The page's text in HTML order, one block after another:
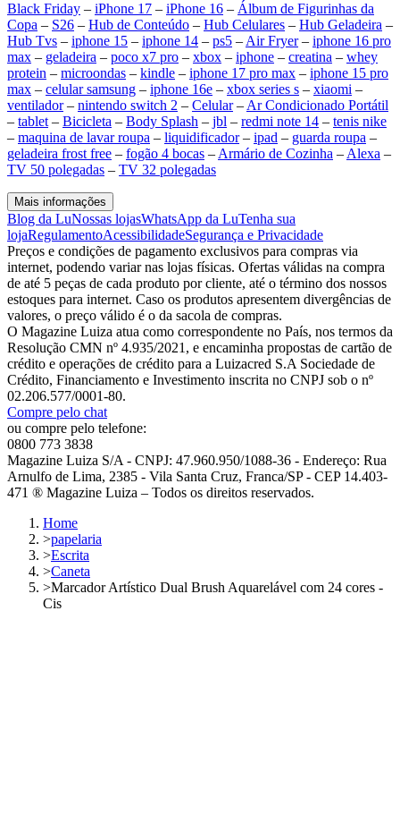
Black Friday – iPhone 17 – iPhone 16 – Álbum de Figurinhas da
Copa – S26 – Hub de Conteúdo – Hub Celulares – Hub Geladeira –
Hub Tvs – iphone 15 – iphone 14 – ps5 – Air Fryer– iphone 16 pro
max – geladeira – poco x7 pro – xbox – iphone – creatina – whey
protein – microondas – kindle – iphone 17 pro max – iphone 15 pro
max – celular samsung – iphone 16e – xbox series s – xiaomi –
ventilador– nintendo switch 2 – Celular– Ar Condicionado Portátil
– tablet – Bicicleta – Body Splash – jbl – redmi note 14 – tenis nike
– maquina de lavar roupa – liquidificador– ipad – guarda roupa –
geladeira frost free – fogão 4 bocas – Armário de Cozinha – Alexa –
TV 50 polegadas – TV 32 polegadas
Mais informações
Blog da LuNossas lojasWhatsApp da LuTenha sua
lojaRegulamentoAcessibilidadeSegurança e Privacidade
Preços e condições de pagamento exclusivos para compras via
internet, podendo variar nas lojas físicas. Ofertas válidas na compra
de até 5 peças de cada produto por cliente, até o término dos nossos
estoques para internet. Caso os produtos apresentem divergências de
valores, o preço válido é o da sacola de compras.
O Magazine Luiza atua como correspondente no País, nos termos da
Resolução CMN nº 4.935/2021, e encaminha propostas de cartão de
crédito e operações de crédito para a Luizacred S.A Sociedade de
Crédito, Financiamento e Investimento inscrita no CNPJ sob o nº
02.206.577/0001-80.
Compre pelo chat
ou compre pelo telefone:
0800 773 3838
Magazine Luiza S/A - CNPJ: 47.960.950/1088-36 - Endereço: Rua
Arnulfo de Lima, 2385 - Vila Santa Cruz, Franca/SP - CEP 14.403-
471 ® Magazine Luiza – Todos os direitos reservados.
Home
>papelaria
>Escrita
>Caneta
>Marcador Artístico Dual Brush Aquarelável com 24 cores -
Cis